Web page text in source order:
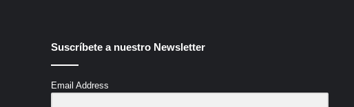
Suscríbete a nuestro Newsletter
Email Address